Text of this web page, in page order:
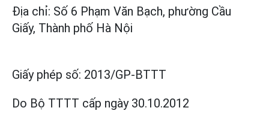
Địa chỉ: Số 6 Phạm Văn Bạch, phường Cầu
Giấy, Thành phố Hà Nội
Giấy phép số: 2013/GP-BTTT
Do Bộ TTTT cấp ngày 30.10.2012